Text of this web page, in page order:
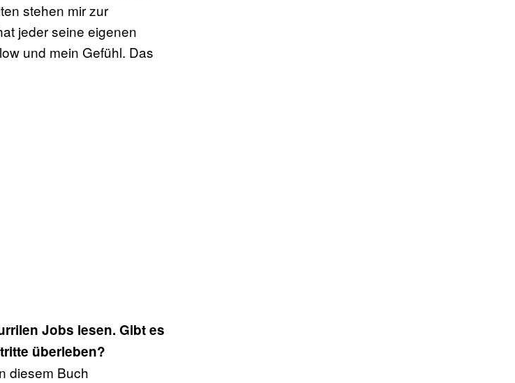
stehen mir zur
jeder seine eigenen
und mein Gefühl. Das
Jobs lesen. Gibt es
überleben?
diesem Buch